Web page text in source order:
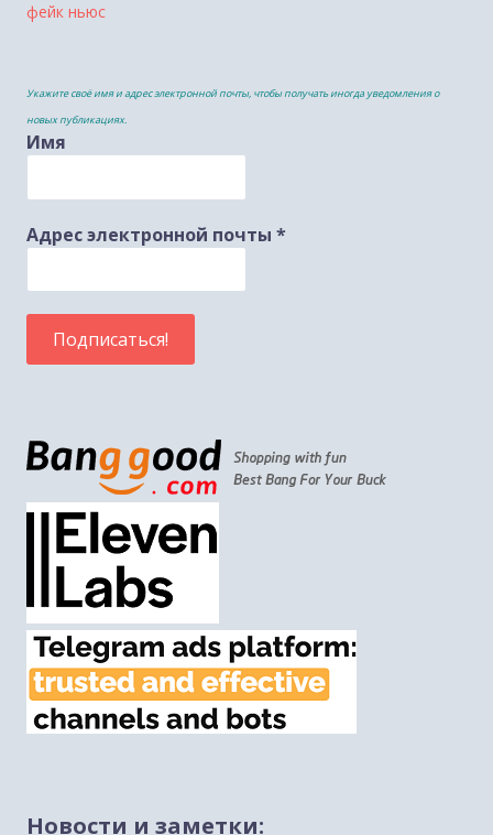
фейк ньюс
Укажите своё имя и адрес электронной почты, чтобы получать иногда уведомления о
новых публикациях.
Имя
Адрес электронной почты *
Новости и заметки: